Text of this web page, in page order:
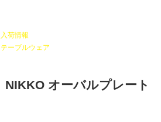
入荷情報
テーブルウェア
NIKKO オーバルプレート